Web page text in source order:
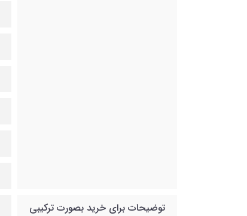
توضیحات برای خرید بصورت ترکیبی